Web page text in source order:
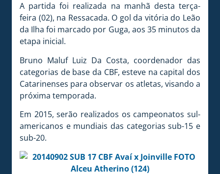
A partida foi realizada na manhã desta terça-
feira (02), na Ressacada. O gol da vitória do Leão
da Ilha foi marcado por Guga, aos 35 minutos da
etapa inicial.
Bruno Maluf Luiz Da Costa, coordenador das
categorias de base da CBF, esteve na capital dos
Catarinenses para observar os atletas, visando a
próxima temporada.
Em 2015, serão realizados os campeonatos sul-
americanos e mundiais das categorias sub-15 e
sub-20.